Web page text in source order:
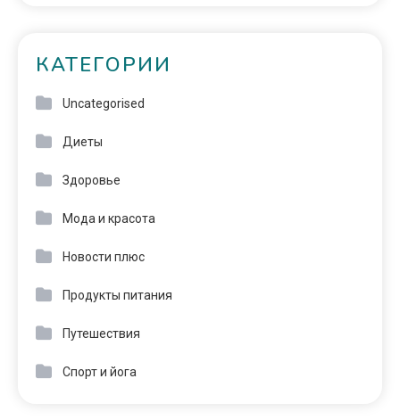
КАТЕГОРИИ
Uncategorised
Диеты
Здоровье
Мода и красота
Новости плюс
Продукты питания
Путешествия
Спорт и йога